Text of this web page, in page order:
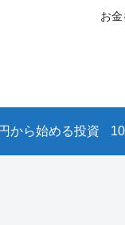
お
から始める投資